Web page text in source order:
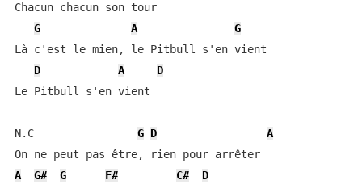
Chacun chacun son tour
G
A
G
Là c'est le mien, le Pitbull s'en vient
D
A
D
Le Pitbull s'en vient
N.C G D
A
On ne peut pas être, rien pour arrêter
A
G# G F# C#
D